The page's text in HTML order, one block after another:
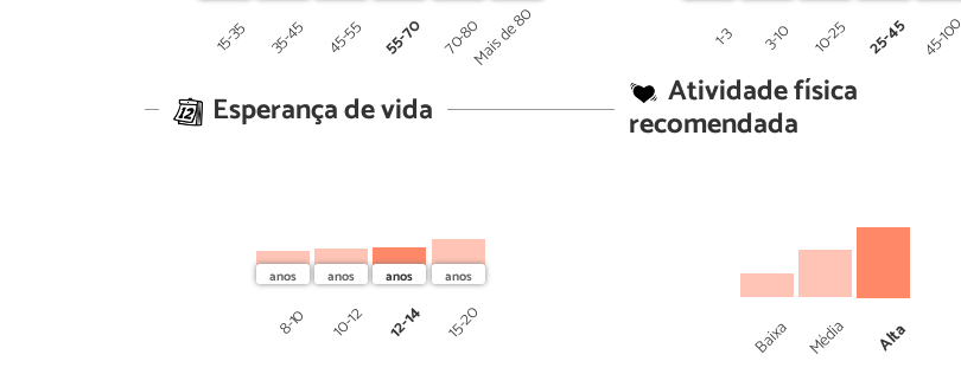
15-35 35-45 45-55 55-70 70-80Mais de 80 1-3 3-10 10-25 25-45 45-100
Esperança de vida
8-10 10-12 12-14 15-20
Atividade física
recomendada
Baixa Média Alta